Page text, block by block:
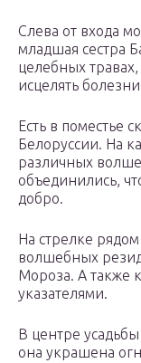
Слева от входа
младшая сестра
целебных
исцелять
Есть в поместье
Белоруссии. На
различных
объединились,
добро.
На стрелке
волшебных
Мороза. А также
указателями.
В центре
она украшена